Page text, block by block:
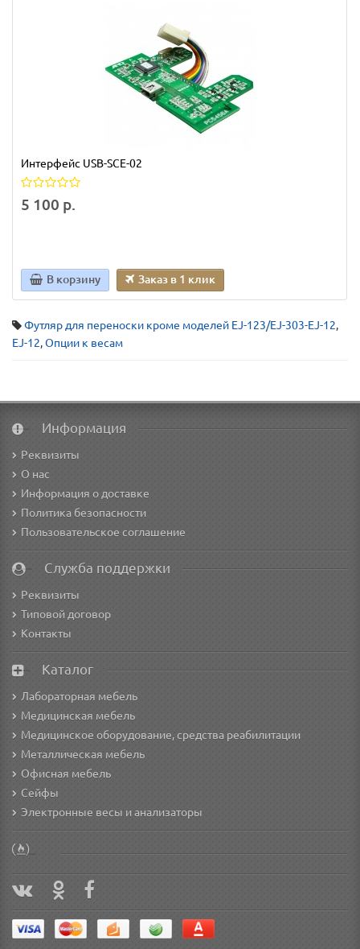
Интерфейс USB-SCE-02
5 100 р.
В корзину Заказ в 1 клик
Футляр для переноски кроме моделей EJ-123/EJ-303-EJ-12,
EJ-12,Опции к весам
Информация
Реквизиты
О нас
Информация о доставке
Политика безопасности
Пользовательское соглашение
Служба поддержки
Реквизиты
Типовой договор
Контакты
Каталог
Лабораторная мебель
Медицинская мебель
Медицинское оборудование, средства реабилитации
Металлическая мебель
Офисная мебель
Сейфы
Электронные весы и анализаторы